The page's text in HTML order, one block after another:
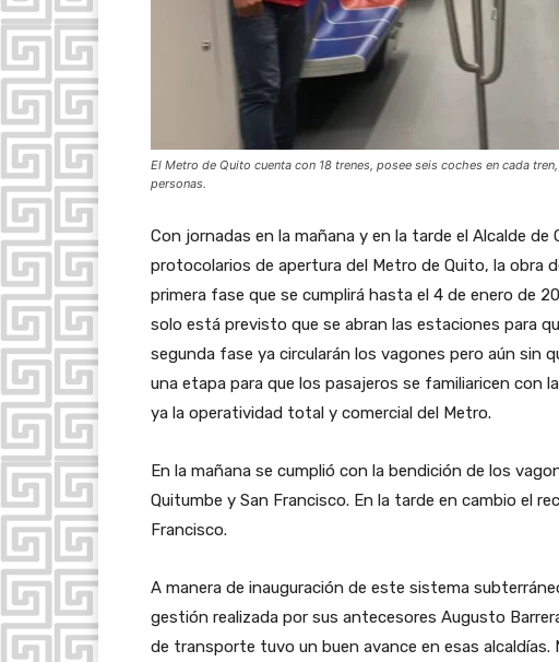
El Metro de Quito cuenta con 18 trenes, posee seis coches en cada
personas.
Con jornadas en la mañana y en la tarde el Alcalde
protocolarios de apertura del Metro de Quito, la obra
primera fase que se cumplirá hasta el 4 de enero de
solo está previsto que se abran las estaciones para
segunda fase ya circularán los vagones pero aún sin
una etapa para que los pasajeros se familiaricen con
ya la operatividad total y comercial del Metro.
En la mañana se cumplió con la bendición de los
Quitumbe y San Francisco. En la tarde en cambio el
Francisco.
A manera de inauguración de este sistema
gestión realizada por sus antecesores Augusto
de transporte tuvo un buen avance en esas alcaldías.